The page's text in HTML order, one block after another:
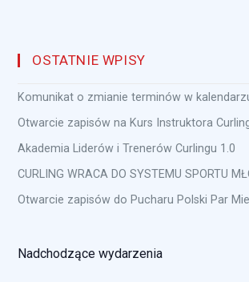
OSTATNIE WPISY
Komunikat o zmianie terminów w
Otwarcie zapisów na Kurs Instruktora
Akademia Liderów i Trenerów Curlingu 1.0
CURLING WRACA DO SYSTEMU SPORTU
Otwarcie zapisów do Pucharu Polski Par
Nadchodzące wydarzenia